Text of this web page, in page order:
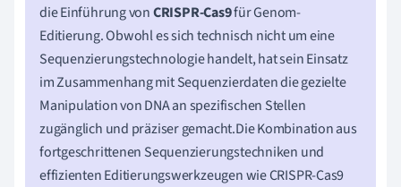
die Einführung vonCRISPR-Cas9für Genom-
Editierung. Obwohl es sich technisch nicht um eine
Sequenzierungstechnologie handelt, hat sein Einsatz
im Zusammenhang mit Sequenzierdaten die gezielte
Manipulation von DNA an spezifischen Stellen
zugänglich und präziser gemacht.Die Kombination aus
fortgeschrittenen Sequenzierungstechniken und
effizienten Editierungswerkzeugen wie CRISPR-Cas9